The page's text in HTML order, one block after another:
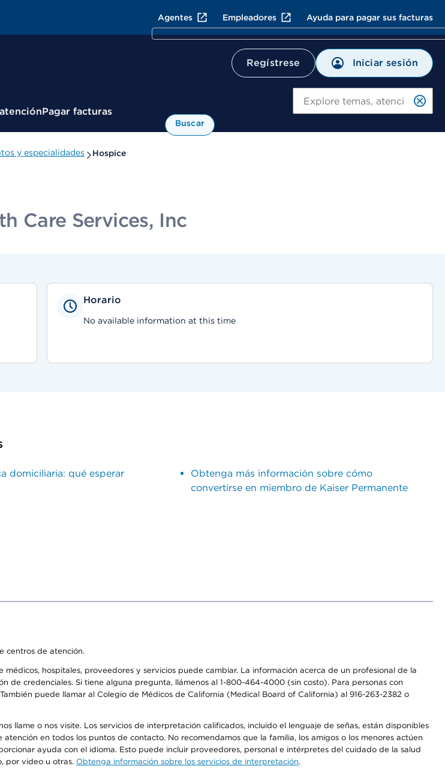
Agentes Empleadores Ayuda para pagar sus facturas
Regístrese Iniciar sesión
Pagar facturas
Buscar
y especialidades Hospice
Care Services, Inc
Horario
No available information at this time
domiciliaria: qué esperar
Obtenga más información sobre cómo
convertirse en miembro de Kaiser Permanente
centros de atención.
hospitales, proveedores y servicios puede cambiar. La información acerca de un profesional de la
de credenciales. Si tiene alguna pregunta, llámenos al 1-800-464-4000 (sin costo). Para personas con
puede llamar al Colegio de Médicos de California (Medical Board of California) al 916-263-2382 o
llame o nos visite. Los servicios de interpretación calificados, incluido el lenguaje de señas, están disponibles
en todos los puntos de contacto. No recomendamos que la familia, los amigos o los menores actúen
ayuda con el idioma. Esto puede incluir proveedores, personal e intérpretes del cuidado de la salud
por video u otras. Obtenga información sobre los servicios de interpretación.